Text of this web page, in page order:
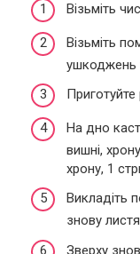
Візьміть
Візьміть
ушкоджень
Приготуйте
На дно
вишні,
хрону, 1
Викладіть
знову
Зверху